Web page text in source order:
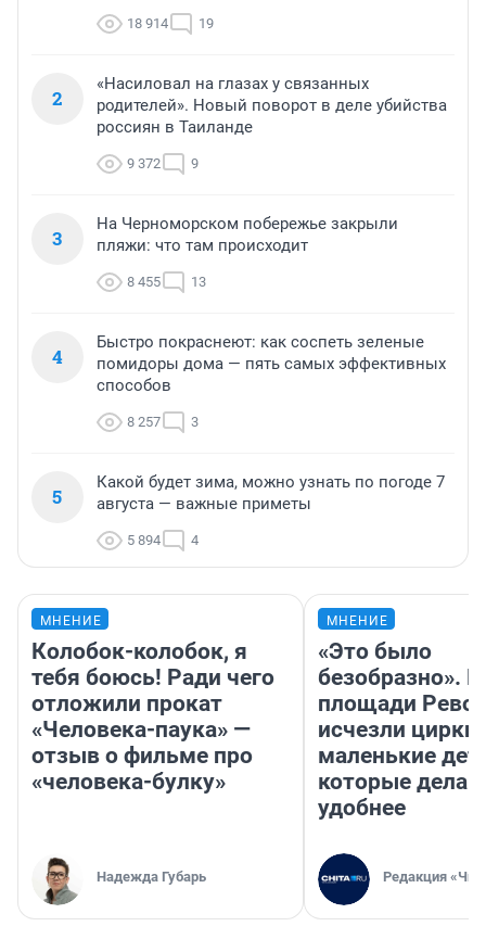
18 914 19
2
«Насиловал на глазах у связанных
родителей». Новый поворот в деле убийства
россиян в Таиланде
9 372 9
3
На Черноморском побережье закрыли
пляжи: что там происходит
8 455 13
4
Быстро покраснеют: как соспеть зеленые
помидоры дома — пять самых эффективных
способов
8 257 3
5
Какой будет зима, можно узнать по погоде 7
августа — важные приметы
5 894 4
МНЕНИЕ
Колобок-колобок, я
тебя боюсь! Ради чего
отложили прокат
«Человека-паука» —
отзыв о фильме про
«человека-булку»
Надежда Губарь
МНЕНИЕ
«Это было
безобразно».
площади
исчезли цирки
маленькие
которые
удобнее
Редакция